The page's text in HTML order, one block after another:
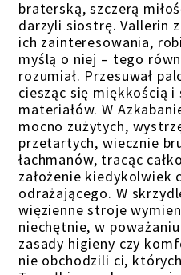
braterską, szczerą
darzyli siostrę. Vallerin
ich zainteresowania,
myślą o niej – tego
rozumiał. Przesuwał
ciesząc się miękkością i
materiałów. W
mocno zużytych,
przetartych, wiecznie
łachmanów, tracąc
założenie kiedykolwiek
odrażającego. W
więzienne stroje
niechętnie, w
zasady higieny czy
nie obchodzili ci,